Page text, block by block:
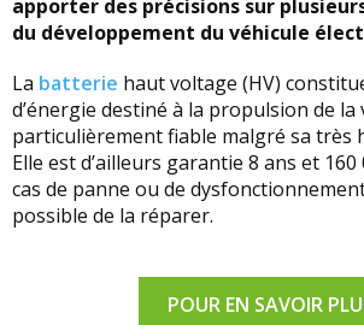
apporter des précisions sur
du développement du véhicule
La batterie haut voltage (HV)
d’énergie destiné à la propulsion de la
particulièrement fiable malgré sa très
Elle est d’ailleurs garantie 8 ans et
cas de panne ou de
possible de la réparer.
POUR EN SAVOIR